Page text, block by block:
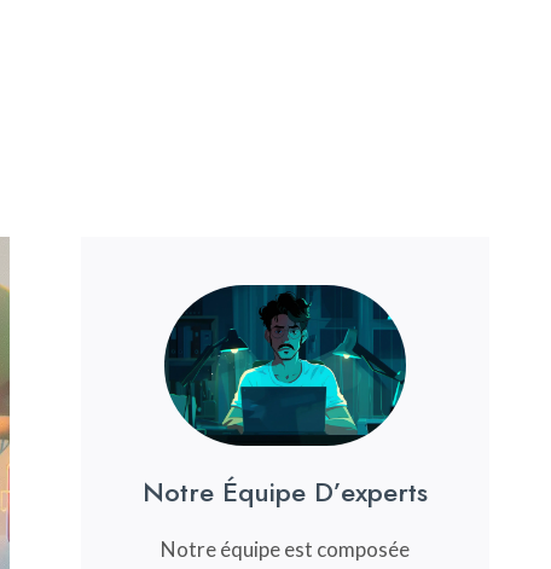
Notre Équipe D’experts
Notre équipe est composée